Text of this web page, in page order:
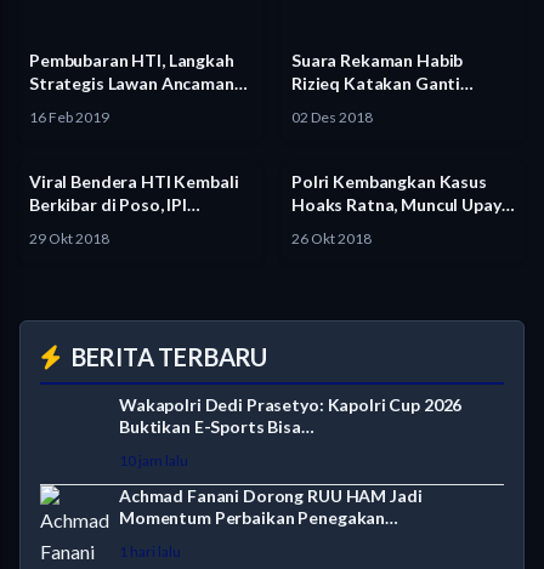
Pembubaran HTI, Langkah
Strategis Lawan Ancaman
16 Feb 2019
Suara Rekaman Habib
Rizieq Katakan Ganti
02 Des 2018
Viral Bendera HTI Kembali
Berkibar di Poso, IPI…
29 Okt 2018
Polri Kembangkan Kasus
Hoaks Ratna, Muncul Upaya
26 Okt 2018
BERITA TERBARU
Wakapolri Dedi Prasetyo: Kapolri Cup 2026
Buktikan E-Sports Bisa…
10 jam lalu
Achmad Fanani Dorong RUU HAM Jadi
Momentum Perbaikan Penegakan…
1 hari lalu